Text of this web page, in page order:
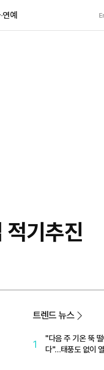
연예
기추진
트렌드 뉴스
1
"다음 주 기온 뚝
다"…태풍도 없이